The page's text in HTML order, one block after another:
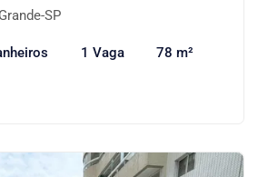
SP
1 Vaga 78 m²